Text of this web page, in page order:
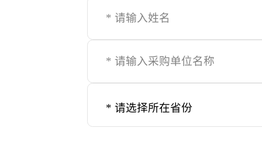
* 请选择所在省份